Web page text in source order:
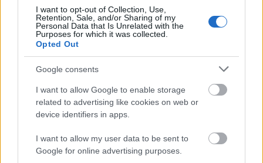
I want to opt-out of Collection, Use,
Retention, Sale, and/or Sharing of my
Personal Data that Is Unrelated with the
Purposes for which it was collected.
Opted Out
Google consents
I want to allow Google to enable storage
related to advertising like cookies on web or
device identifiers in apps.
I want to allow my user data to be sent to
Google for online advertising purposes.
14ου μισθού! Οι εκπαιδευτικοί πρέπει να
εργάζονται με αξιοπρεπείς συνθήκες εργασίας
και αμοιβής, πρέπει να μπαίνουν στις τάξεις τους
με το κεφάλι ψηλά κι όχι εξαθλιωμένοι και
ΑΣΕΠ: Πιστοποίηση Αγγλικών σε
μόνο 2 ημέρες στα χέρια σας